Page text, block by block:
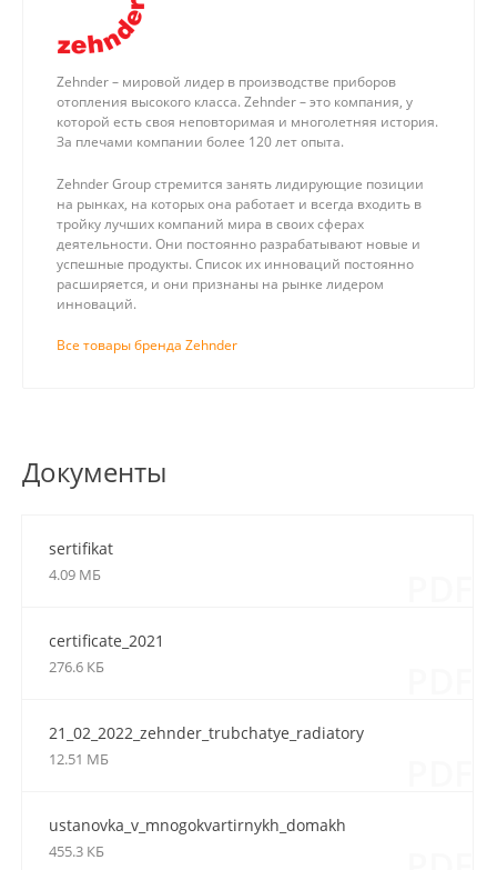
Zehnder – мировой лидер в производстве приборов
отопления высокого класса. Zehnder – это компания, у
которой есть своя неповторимая и многолетняя история.
За плечами компании более 120 лет опыта.
Zehnder Group стремится занять лидирующие позиции
на рынках, на которых она работает и всегда входить в
тройку лучших компаний мира в своих сферах
деятельности. Они постоянно разрабатывают новые и
успешные продукты. Список их инноваций постоянно
расширяется, и они признаны на рынке лидером
инноваций.
Все товары бренда Zehnder
Документы
sertifikat
4.09 МБ
certificate_2021
276.6 КБ
21_02_2022_zehnder_trubchatye_radiatory
12.51 МБ
ustanovka_v_mnogokvartirnykh_domakh
455.3 КБ